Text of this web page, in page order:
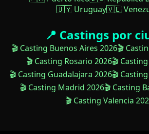
🇺🇾 Uruguay🇻🇪
📍 Castings por
🎬 Casting Buenos Aires 2026🎬
🎬 Casting Rosario 2026🎬
🎬 Casting Guadalajara 2026🎬
🎬 Casting Madrid 2026🎬 Casting
🎬 Casting Valencia